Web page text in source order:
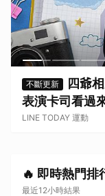
不斷更新
四爺
表演卡司看過
LINE TODAY 運動
🔥 即時熱門排
最近12小時結果